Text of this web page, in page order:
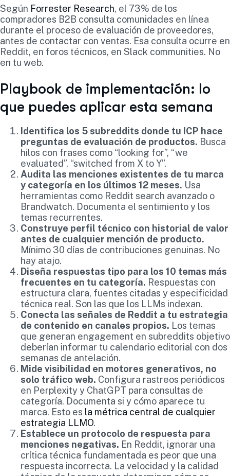
Según Forrester Research, el 73% de los
compradores B2B consulta comunidades en línea
durante el proceso de evaluación de proveedores,
antes de contactar con ventas. Esa consulta ocurre en
Reddit, en foros técnicos, en Slack communities. No
en tu web.
Playbook de implementación: lo
que puedes aplicar esta semana
Identifica los 5 subreddits donde tu ICP hace
preguntas de evaluación de productos. Busca
hilos con frases como “looking for”, “we
evaluated”, “switched from X to Y”.
Audita las menciones existentes de tu marca
y categoría en los últimos 12 meses. Usa
herramientas como Reddit search avanzado o
Brandwatch. Documenta el sentimiento y los
temas recurrentes.
Construye perfil técnico con historial de valor
antes de cualquier mención de producto.
Mínimo 30 días de contribuciones genuinas. No
hay atajo.
Diseña respuestas tipo para los 10 temas más
frecuentes en tu categoría. Respuestas con
estructura clara, fuentes citadas y especificidad
técnica real. Son las que los LLMs indexan.
Conecta las señales de Reddit a tu estrategia
de contenido en canales propios. Los temas
que generan engagement en subreddits objetivo
deberían informar tu calendario editorial con dos
semanas de antelación.
Mide visibilidad en motores generativos, no
solo tráfico web. Configura rastreos periódicos
en Perplexity y ChatGPT para consultas de
categoría. Documenta si y cómo aparece tu
marca. Esto es la métrica central de cualquier
estrategia LLMO.
Establece un protocolo de respuesta para
menciones negativas. En Reddit, ignorar una
crítica técnica fundamentada es peor que una
respuesta incorrecta. La velocidad y la calidad